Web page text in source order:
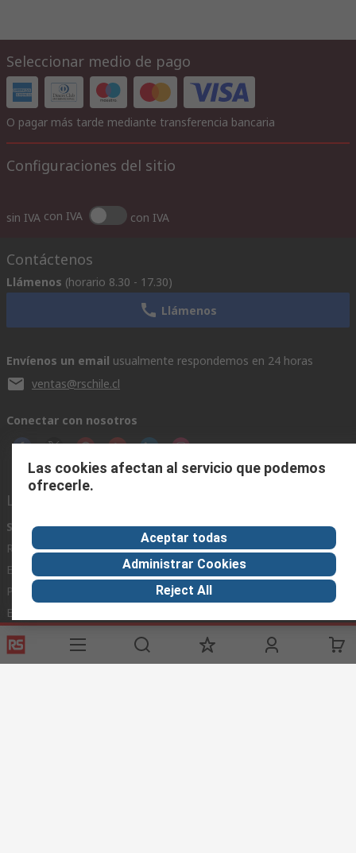
Seleccionar medio de pago
O pagar más tarde mediante transferencia bancaria
Configuraciones del sitio
sin IVA con IVA con IVA
Contáctenos
Llámenos (horario 8.30 - 17.30)
Llámenos
Envíenos un email usualmente respondemos en 24 horas
ventas@rschile.cl
Conectar con nosotros
Links de ayuda
Servicios
Registrarse
Entrega
Pago
Exportar
Acerca de RS
Acerca de RS
En el mundo
Grupo corporativo
Industria
Zona Industria
Fabricación
Términos del sitio Condiciones de venta
Política de
Las cookies afectan al servicio que podemos
ofrecerle.
Aceptar todas
Administrar Cookies
Reject All